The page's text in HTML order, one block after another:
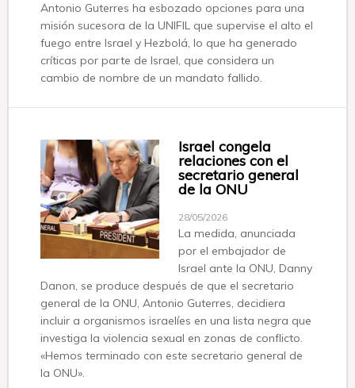
Antonio Guterres ha esbozado opciones para una
misión sucesora de la UNIFIL que supervise el alto el
fuego entre Israel y Hezbolá, lo que ha generado
críticas por parte de Israel, que considera un
cambio de nombre de un mandato fallido.
Israel congela
relaciones con el
secretario general
de la ONU
28/05/2026
La medida, anunciada
por el embajador de
Israel ante la ONU, Danny
Danon, se produce después de que el secretario
general de la ONU, Antonio Guterres, decidiera
incluir a organismos israelíes en una lista negra que
investiga la violencia sexual en zonas de conflicto.
«Hemos terminado con este secretario general de
la ONU».